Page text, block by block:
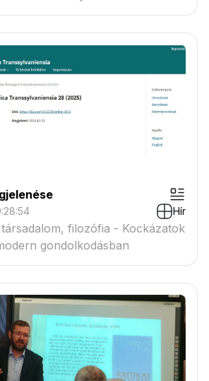
Hír
filozófia - Kockázatok
gondolkodásban